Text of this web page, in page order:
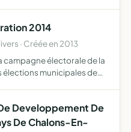
2014
· Créée en 2013
campagne électorale de la
élections municipales de
Developpement De
De Chalons-En-